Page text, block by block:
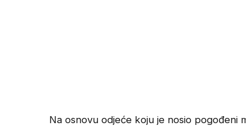
Na osnovu odjeće koju je nosio pogođeni